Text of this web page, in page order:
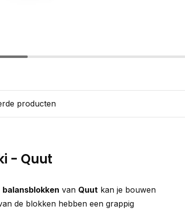
producten
- Quut
balansblokken van Quut kan je bouwen
de blokken hebben een grappig